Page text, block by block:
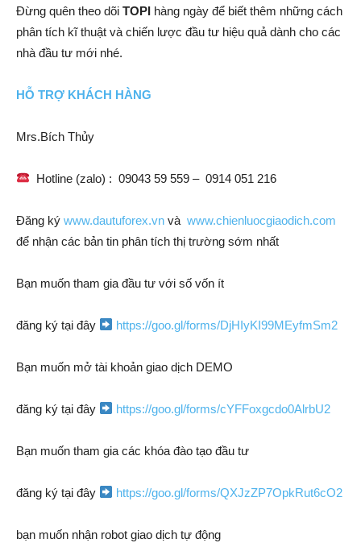
Đừng quên theo dõi TOPI hàng ngày để biết thêm những cách
phân tích kĩ thuật và chiến lược đầu tư hiệu quả dành cho các
nhà đầu tư mới nhé.
HỖ TRỢ KHÁCH HÀNG
Mrs.Bích Thủy
Hotline (zalo) : 09043 59 559 – 0914 051 216
Đăng ký www.dautuforex.vn và www.chienluocgiaodich.com
để nhận các bản tin phân tích thị trường sớm nhất
Bạn muốn tham gia đầu tư với số vốn ít
đăng ký tại đây https://goo.gl/forms/DjHIyKI99MEyfmSm2
Bạn muốn mở tài khoản giao dịch DEMO
đăng ký tại đây https://goo.gl/forms/cYFFoxgcdo0AlrbU2
Bạn muốn tham gia các khóa đào tạo đầu tư
đăng ký tại đây https://goo.gl/forms/QXJzZP7OpkRut6cO2
bạn muốn nhận robot giao dịch tự động